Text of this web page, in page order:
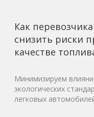
Как
снизить риски
качестве
Минимизируем
экологических
легковых